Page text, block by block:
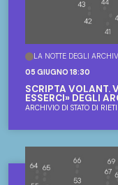
LA NOTTE DEGLI ARCHIVI
05 GIUGNO 18:30
SCRIPTA VOLANT.
ESSERCI» DEGLI
ARCHIVIO DI STATO DI RIETI